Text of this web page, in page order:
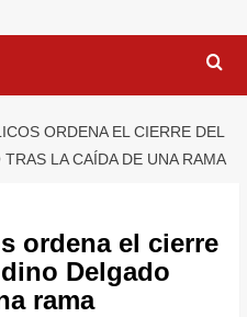
ORDENA EL CIERRE DEL
LA CAÍDA DE UNA RAMA
ordena el cierre
Delgado
rama